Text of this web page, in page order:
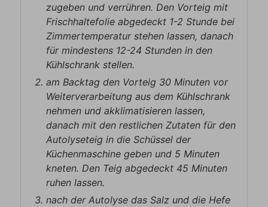
zugeben und verrühren. Den Vorteig mit
Frischhaltefolie abgedeckt 1-2 Stunde bei
Zimmertemperatur stehen lassen, danach
für mindestens 12-24 Stunden in den
Kühlschrank stellen.
am Backtag den Vorteig 30 Minuten vor
Weiterverarbeitung aus dem Kühlschrank
nehmen und akklimatisieren lassen,
danach mit den restlichen Zutaten für den
Autolyseteig in die Schüssel der
Küchenmaschine geben und 5 Minuten
kneten. Den Teig abgedeckt 45 Minuten
ruhen lassen.
nach der Autolyse das Salz und die Hefe